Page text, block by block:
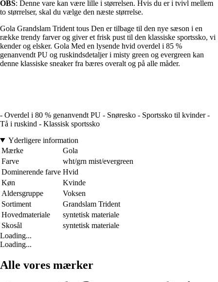
OBS: Denne vare kan være lille i størrelsen. Hvis du er i tvivl mellem
to størrelser, skal du vælge den næste størrelse.
Gola Grandslam Trident tous Den er tilbage til den nye sæson i en
række trendy farver og giver et frisk pust til den klassiske sportssko, vi
kender og elsker. Gola Med en lysende hvid overdel i 85 %
genanvendt PU og ruskindsdetaljer i misty green og evergreen kan
denne klassiske sneaker fra bæres overalt og på alle måder.
- Overdel i 80 % genanvendt PU - Snøresko - Sportssko til kvinder -
Tå i ruskind - Klassisk sportssko
Yderligere information
Mærke
Gola
Farve
wht/grn mist/evergreen
Dominerende farve Hvid
Køn
Kvinde
Aldersgruppe
Voksen
Sortiment
Grandslam Trident
Hovedmateriale
syntetisk materiale
Skosål
syntetisk materiale
Loading...
Loading...
Alle vores mærker